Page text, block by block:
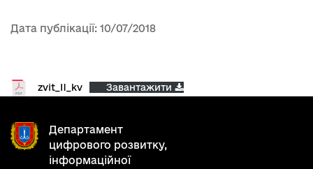
Дата публікації: 10/07/2018
zvit_II_kv Завантажити
Департамент
цифрового розвитку,
інформаційної